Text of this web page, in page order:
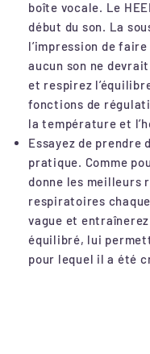
boîte vocale. Le
début du son. La
l’impression de
aucun son ne
et respirez
fonctions de
la température et
Essayez de prendre
pratique. Comme
donne les meilleurs
respiratoires
vague et
équilibré, lui
pour lequel il a été